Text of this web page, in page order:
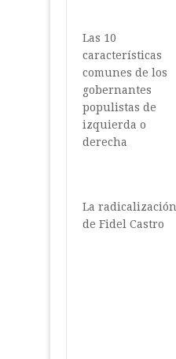
Las 10
características
comunes de los
gobernantes
populistas de
izquierda o
derecha
La radicalización
de Fidel Castro